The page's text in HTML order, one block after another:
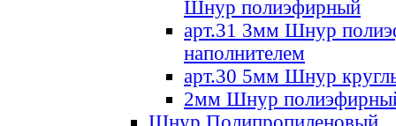
Шнур полиэфирный
арт.31 3мм Шнур
наполнителем
арт.30 5мм Шнур
2мм Шнур